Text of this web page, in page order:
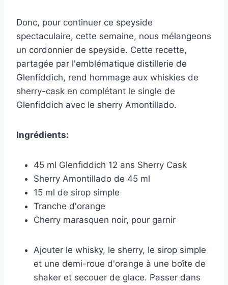
Donc, pour continuer ce speyside
spectaculaire, cette semaine, nous mélangeons
un cordonnier de speyside. Cette recette,
partagée par l'emblématique distillerie de
Glenfiddich, rend hommage aux whiskies de
sherry-cask en complétant le single de
Glenfiddich avec le sherry Amontillado.
Ingrédients:
45 ml Glenfiddich 12 ans Sherry Cask
Sherry Amontillado de 45 ml
15 ml de sirop simple
Tranche d'orange
Cherry marasquen noir, pour garnir
Ajouter le whisky, le sherry, le sirop simple
et une demi-roue d'orange à une boîte de
shaker et secouer de glace. Passer dans